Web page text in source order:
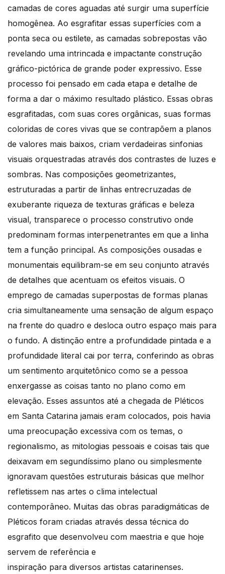
camadas de cores aguadas até surgir uma superfície
homogênea. Ao esgrafitar essas superfícies com a
ponta seca ou estilete, as camadas sobrepostas vão
revelando uma intrincada e impactante construção
gráfico-pictórica de grande poder expressivo. Esse
processo foi pensado em cada etapa e detalhe de
forma a dar o máximo resultado plástico. Essas obras
esgrafitadas, com suas cores orgânicas, suas formas
coloridas de cores vivas que se contrapõem a planos
de valores mais baixos, criam verdadeiras sinfonias
visuais orquestradas através dos contrastes de luzes e
sombras. Nas composições geometrizantes,
estruturadas a partir de linhas entrecruzadas de
exuberante riqueza de texturas gráficas e beleza
visual, transparece o processo construtivo onde
predominam formas interpenetrantes em que a linha
tem a função principal. As composições ousadas e
monumentais equilibram-se em seu conjunto através
de detalhes que acentuam os efeitos visuais. O
emprego de camadas superpostas de formas planas
cria simultaneamente uma sensação de algum espaço
na frente do quadro e desloca outro espaço mais para
o fundo. A distinção entre a profundidade pintada e a
profundidade literal cai por terra, conferindo as obras
um sentimento arquitetônico como se a pessoa
enxergasse as coisas tanto no plano como em
elevação. Esses assuntos até a chegada de Pléticos
em Santa Catarina jamais eram colocados, pois havia
uma preocupação excessiva com os temas, o
regionalismo, as mitologias pessoais e coisas tais que
deixavam em segundíssimo plano ou simplesmente
ignoravam questões estruturais básicas que melhor
refletissem nas artes o clima intelectual
contemporâneo. Muitas das obras paradigmáticas de
Pléticos foram criadas através dessa técnica do
esgrafito que desenvolveu com maestria e que hoje
servem de referência e
inspiração para diversos artistas catarinenses.